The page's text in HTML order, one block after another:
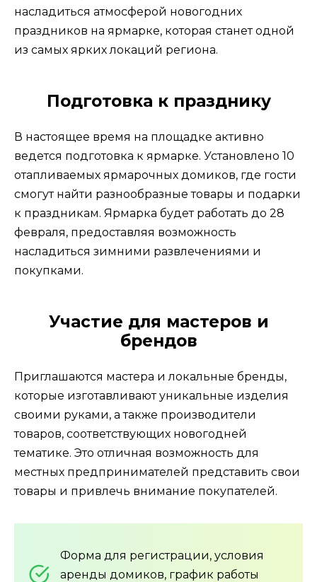
насладиться атмосферой новогодних
праздников на ярмарке, которая станет одной
из самых ярких локаций региона.
Подготовка к празднику
В настоящее время на площадке активно
ведется подготовка к ярмарке. Установлено 10
отапливаемых ярмарочных домиков, где гости
смогут найти разнообразные товары и подарки
к праздникам. Ярмарка будет работать до 28
февраля, предоставляя возможность
насладиться зимними развлечениями и
покупками.
Участие для мастеров и
брендов
Приглашаются мастера и локальные бренды,
которые изготавливают уникальные изделия
своими руками, а также производители
товаров, соответствующих новогодней
тематике. Это отличная возможность для
местных предпринимателей представить свои
товары и привлечь внимание покупателей.
Форма для регистрации, условия
аренды домиков, график работы